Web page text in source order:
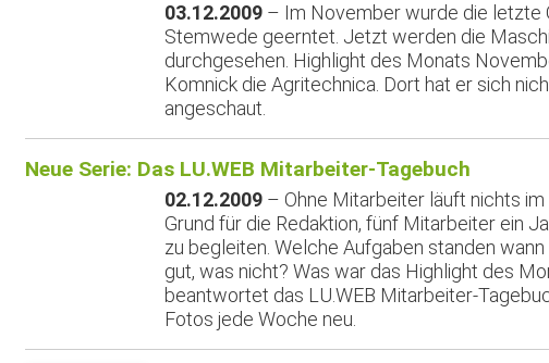
03.12.2009 – Im November wurde die letzte
Stemwede geerntet. Jetzt werden die
durchgesehen. Highlight des Monats
Komnick die Agritechnica. Dort hat er sich
angeschaut.
Neue Serie: Das LU.WEB Mitarbeiter-Tagebuch
02.12.2009 – Ohne Mitarbeiter läuft nichts im
Grund für die Redaktion, fünf Mitarbeiter ein
zu begleiten. Welche Aufgaben standen
gut, was nicht? Was war das Highlight des
beantwortet das LU.WEB Mitarbeiter-
Fotos jede Woche neu.